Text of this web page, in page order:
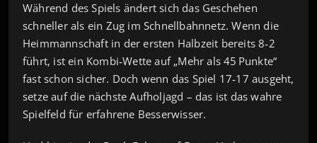
Während des Spiels ändert sich das Geschehen
schneller als ein Zug im Schnellbahnnetz. Wenn die
Heimmannschaft in der ersten Halbzeit bereits 8‑2
führt, ist ein Kombi‑Wette auf „Mehr als 45 Punkte“
fast schon sicher. Doch wenn das Spiel 17‑17 ausgeht,
setze auf die nächste Aufholjagd – das ist das wahre
Spielfeld für erfahrene Besserwisser.